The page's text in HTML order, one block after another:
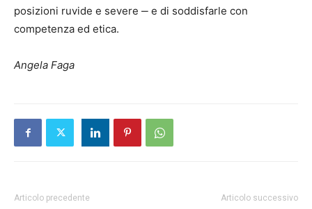
posizioni ruvide e severe ‒ e di soddisfarle con
competenza ed etica.
Angela Faga
Articolo precedente Articolo successivo